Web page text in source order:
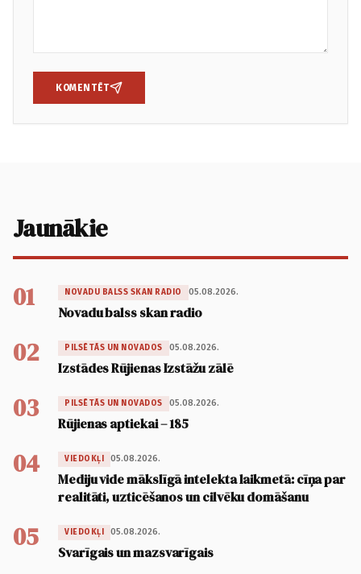
KOMENTĒT
Jaunākie
01 NOVADU BALSS SKAN RADIO 05.08.2026.
Novadu balss skan radio
02 PILSĒTĀS UN NOVADOS 05.08.2026.
Izstādes Rūjienas Izstāžu zālē
03 PILSĒTĀS UN NOVADOS 05.08.2026.
Rūjienas aptiekai – 185
04 VIEDOKĻI 05.08.2026.
Mediju vide mākslīgā intelekta laikmetā: cīņa par
realitāti, uzticēšanos un cilvēku domāšanu
05 VIEDOKĻI 05.08.2026.
Svarīgais un mazsvarīgais